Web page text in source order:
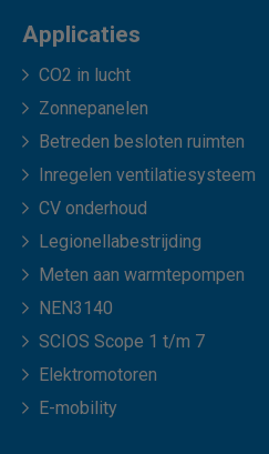
Applicaties
CO2 in lucht
Zonnepanelen
Betreden besloten ruimten
Inregelen ventilatiesysteem
CV onderhoud
Legionellabestrijding
Meten aan warmtepompen
NEN3140
SCIOS Scope 1 t/m 7
Elektromotoren
E-mobility